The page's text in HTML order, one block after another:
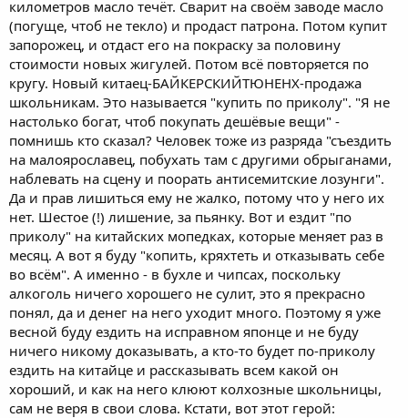
километров масло течёт. Сварит на своём заводе масло
(погуще, чтоб не текло) и продаст патрона. Потом купит
запорожец, и отдаст его на покраску за половину
стоимости новых жигулей. Потом всё повторяется по
кругу. Новый китаец-БАЙКЕРСКИЙТЮНЕНХ-продажа
школьникам. Это называется "купить по приколу". "Я не
настолько богат, чтоб покупать дешёвые вещи" -
помнишь кто сказал? Человек тоже из разряда "съездить
на малоярославец, побухать там с другими обрыганами,
наблевать на сцену и поорать антисемитские лозунги".
Да и прав лишиться ему не жалко, потому что у него их
нет. Шестое (!) лишение, за пьянку. Вот и ездит "по
приколу" на китайских мопедках, которые меняет раз в
месяц. А вот я буду "копить, кряхтеть и отказывать себе
во всём". А именно - в бухле и чипсах, поскольку
алкоголь ничего хорошего не сулит, это я прекрасно
понял, да и денег на него уходит много. Поэтому я уже
весной буду ездить на исправном японце и не буду
ничего никому доказывать, а кто-то будет по-приколу
ездить на китайце и рассказывать всем какой он
хороший, и как на него клюют колхозные школьницы,
сам не веря в свои слова. Кстати, вот этот герой: